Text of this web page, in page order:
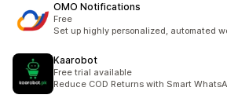
OMO Notifications
Free
Set up highly personalized, automated
Kaarobot
Free trial available
Reduce COD Returns with Smart